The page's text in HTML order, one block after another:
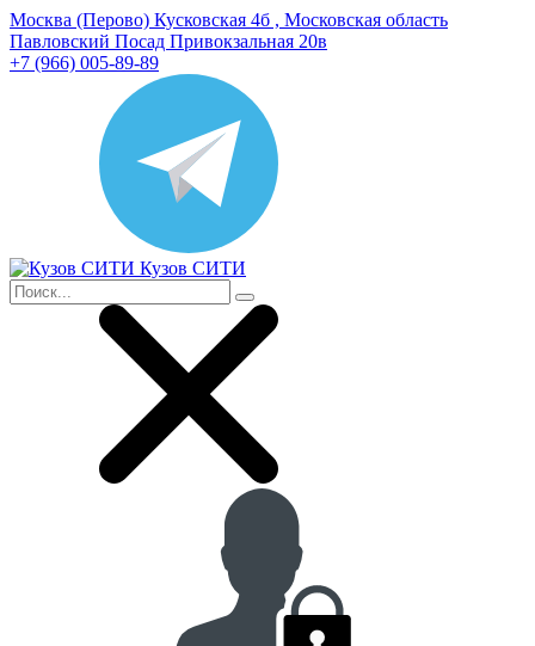
Москва (Перово) Кусковская 4б , Московская область
Павловский Посад Привокзальная 20в
+7 (966) 005-89-89
Кузов СИТИ